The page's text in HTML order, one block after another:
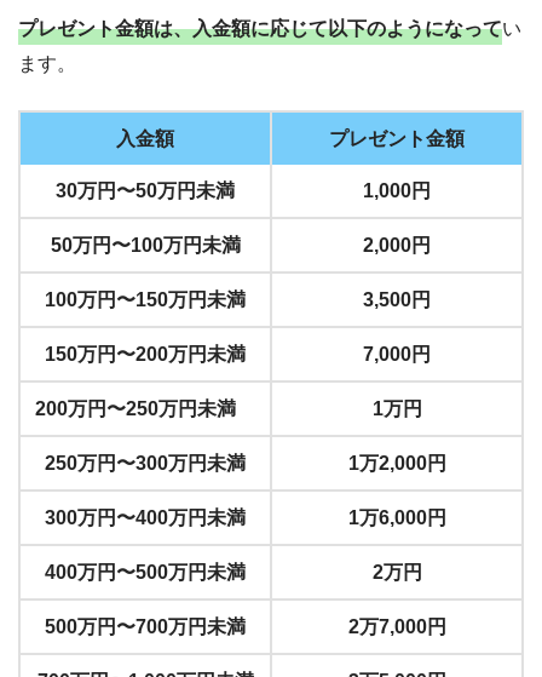
プレゼント金額は、入金額に応じて以下のようになってい
ます。
入金額 プレゼント金額
30万円〜50万円未満 1,000円
50万円〜100万円未満 2,000円
100万円〜150万円未満 3,500円
150万円〜200万円未満 7,000円
200万円〜250万円未満 1万円
250万円〜300万円未満 1万2,000円
300万円〜400万円未満 1万6,000円
400万円〜500万円未満 2万円
500万円〜700万円未満 2万7,000円